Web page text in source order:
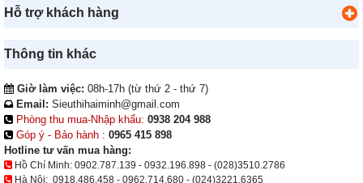
Hỗ trợ khách hàng
Thông tin khác
Giờ làm việc: 08h-17h (từ thứ 2 - thứ 7)
Email: Sieuthihaiminh@gmail.com
Phòng thu mua-Nhập khẩu: 0938 204 988
Góp ý - Bảo hành : 0965 415 898
Hotline tư vấn mua hàng:
Hồ Chí Minh: 0902.787.139 - 0932.196.898 - (028)3510.2786
Hà Nội: 0918.486.458 - 0962.714.680 - (024)3221.6365